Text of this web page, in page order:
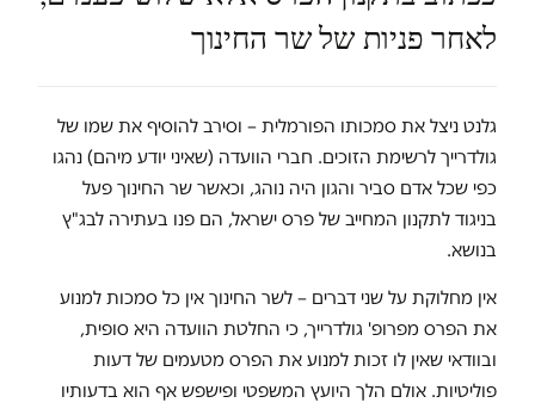
לאחר פניות של שר החינוך
גלנט ניצל את סמכותו הפורמלית – וסירב להוסיף את שמו של
גולדרייך לרשימת הזוכים. חברי הוועדה (שאיני יודע מיהם) נהגו
כפי שכל אדם סביר והגון היה נוהג, וכאשר שר החינוך פעל
בניגוד לתקנון המחייב של פרס ישראל, הם פנו בעתירה לבג"ץ
בנושא.
אין מחלוקת על שני דברים – לשר החינוך אין כל סמכות למנוע
את הפרס מפרופ' גולדרייך, כי החלטת הוועדה היא סופית,
ובוודאי שאין לו זכות למנוע את הפרס מטעמים של דעות
פוליטיות. אולם הלך היועץ המשפטי ופישפש אף הוא בדעותיו